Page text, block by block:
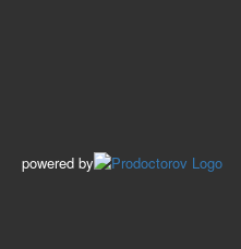
powered by